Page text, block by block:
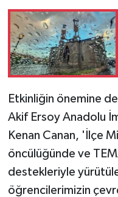
Etkinliğin önemine
Akif Ersoy Anadolu
Kenan Canan, 'İlçe
öncülüğünde ve
destekleriyle
öğrencilerimizin